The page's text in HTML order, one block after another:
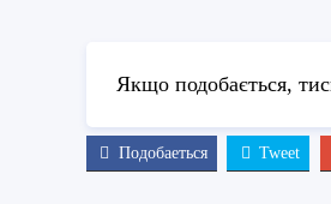
Якщо подобається,
Подобаеться Tweet